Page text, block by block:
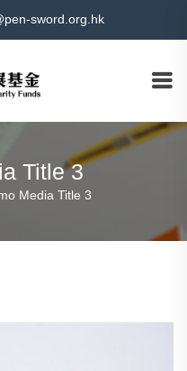
sword.org.hk
Title 3
Media Title 3